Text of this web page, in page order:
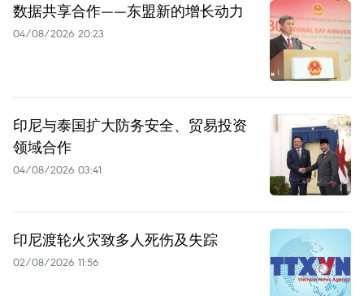
数据共享合作——东盟新的增长动力
04/08/2026 20:23
印尼与泰国扩大防务安全、贸易投资
领域合作
04/08/2026 03:41
印尼渡轮火灾致多人死伤及失踪
02/08/2026 11:56